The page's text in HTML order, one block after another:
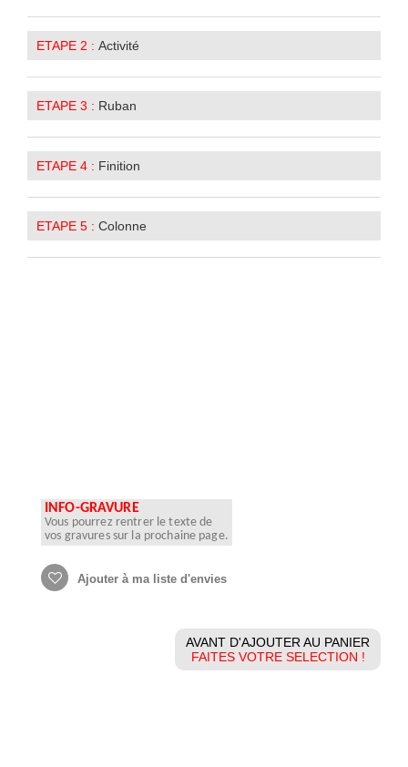
ETAPE 2 : Activité
ETAPE 3 : Ruban
ETAPE 4 : Finition
ETAPE 5 : Colonne
INFO-GRAVURE
Vous pourrez rentrer le texte de
vos gravures sur la prochaine page.
Ajouter à ma liste d'envies
AVANT D'AJOUTER AU PANIER
FAITES VOTRE SELECTION !